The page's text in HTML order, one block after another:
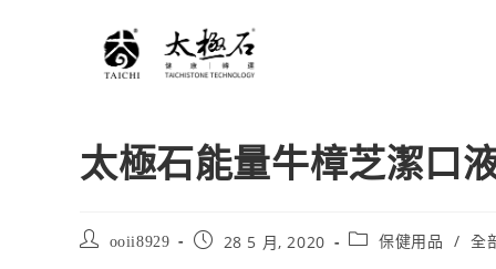
太極石能量牛樟芝潔口
ooii8929 28 5 月, 2020 保健用品 / 全